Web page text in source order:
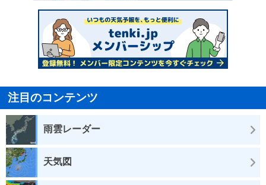
注目のコンテンツ
雨雲レーダー
天気図